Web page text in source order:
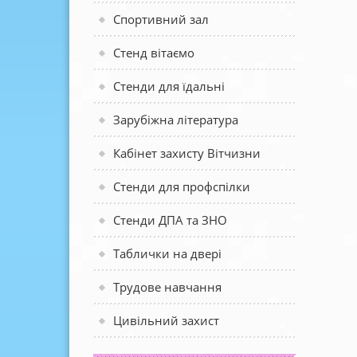
Спортивний зал
Стенд вітаємо
Стенди для їдальні
Зарубіжна література
Кабінет захисту Вітчизни
Стенди для профспілки
Стенди ДПА та ЗНО
Таблички на двері
Трудове навчання
Цивільний захист